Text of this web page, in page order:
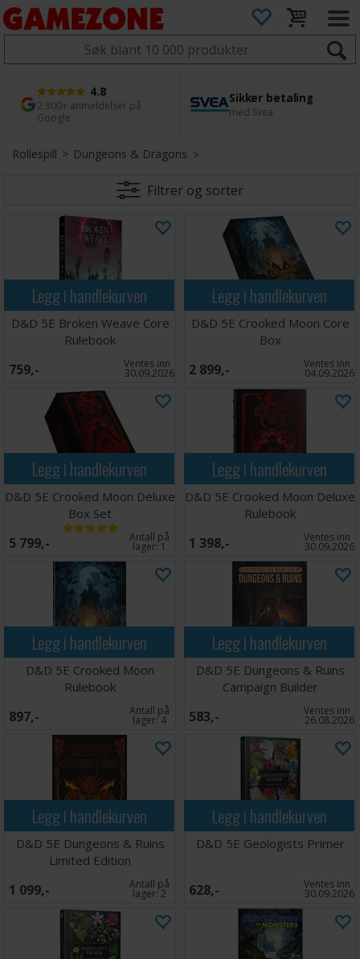
4.8
2 300+ anmeldelser på
Google
Sikker betaling
med Svea
1 dags levering
Bestill innen kl. 12
45 dager returfrist
Enkel retur
Rollespill> Dungeons & Dragons
Filtrer og sorter
Legg i handlekurven
D&D 5E Broken Weave Core
Rulebook
759,- Ventes inn
30.09.2026
Legg i handlekurven
D&D 5E Crooked Moon Core
Box
2 899,- Ventes inn
04.09.2026
Legg i handlekurven
D&D 5E Crooked Moon Deluxe
Box Set
5 799,- Antall på
lager:1
Legg i handlekurven
D&D 5E Crooked Moon Deluxe
Rulebook
1 398,- Ventes inn
30.09.2026
Legg i handlekurven
D&D 5E Crooked Moon
Rulebook
897,- Antall på
lager:4
Legg i handlekurven
D&D 5E Dungeons & Ruins
Campaign Builder
583,- Ventes inn
26.08.2026
Legg i handlekurven
D&D 5E Dungeons & Ruins
Limited Edition
1 099,- Antall på
lager:2
Legg i handlekurven
D&D 5E Geologists Primer
628,- Ventes inn
30.09.2026